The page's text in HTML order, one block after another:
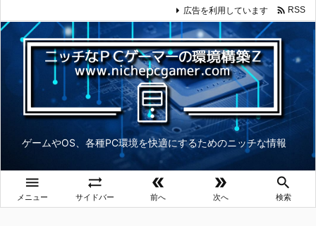
ゲームやOS、各種PC環境を快適にするためのニッチな情報

メニュー

サイドバー

前へ

次へ

検索
広告を利用しています  RSS